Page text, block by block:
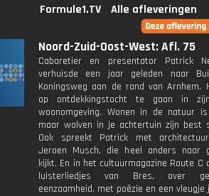
Formule1.TV
Alle afleveringen
Noord-Zuid-Oost-West: Afl. 75
Cabaretier en presentator Patrick
verhuisde een jaar geleden naar
Koningsweg aan de rand van Arnhem.
op ontdekkingstocht te gaan in
woonomgeving. Wonen in de natuur
maar wolven in je achtertuin zijn best
Ook spreekt Patrick met
Jeroen Musch, die heel anders naar
kijkt. En in het cultuurmagazine Route C
luisterliedjes van Bres, over
eenzaamheid, met poëzie en een vleugje